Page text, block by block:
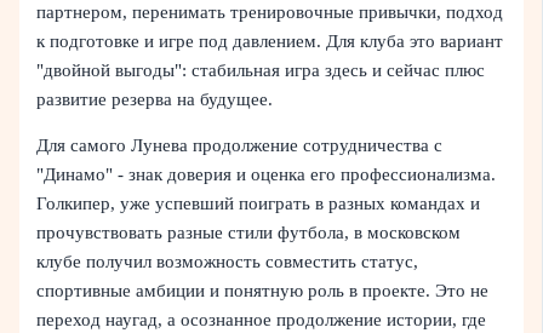
партнером, перенимать тренировочные привычки, подход
к подготовке и игре под давлением. Для клуба это вариант
"двойной выгоды": стабильная игра здесь и сейчас плюс
развитие резерва на будущее.
Для самого Лунева продолжение сотрудничества с
"Динамо" - знак доверия и оценка его профессионализма.
Голкипер, уже успевший поиграть в разных командах и
прочувствовать разные стили футбола, в московском
клубе получил возможность совместить статус,
спортивные амбиции и понятную роль в проекте. Это не
переход наугад, а осознанное продолжение истории, где